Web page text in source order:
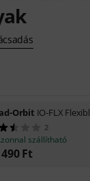
Orbit IO-FLX
2
szállítható
Ft